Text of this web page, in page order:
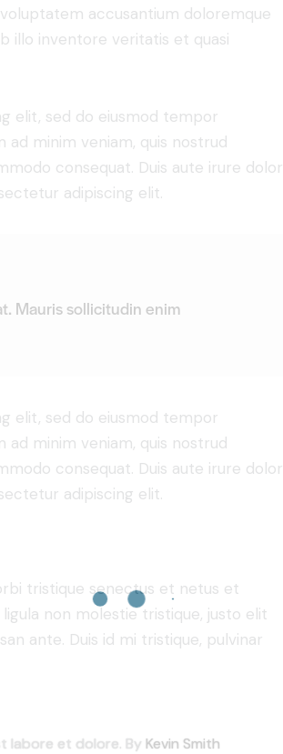
accusantium doloremque
illo inventore veritatis et quasi
elit, sed do eiusmod tempor
ad minim veniam, quis nostrud
consequat. Duis aute irure dolor
adipiscing elit.
Mauris sollicitudin enim
elit, sed do eiusmod tempor
ad minim veniam, quis nostrud
consequat. Duis aute irure dolor
adipiscing elit.
tristique senectus et netus et
non molestie tristique, justo elit
ante. Duis id mi tristique, pulvinar
labore et dolore. By Kevin Smith